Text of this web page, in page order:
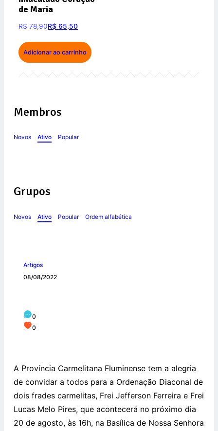
de Maria
R$78,90R$ 65,50
Adicionar ao carrinho
Membros
Novos Ativo Popular
Grupos
Novos Ativo Popular Ordem alfabética
Artigos
08/08/2022
0
0
A Província Carmelitana Fluminense tem a alegria
de convidar a todos para a Ordenação Diaconal de
dois frades carmelitas, Frei Jefferson Ferreira e Frei
Lucas Melo Pires, que acontecerá no próximo dia
20 de agosto, às 16h, na Basílica de Nossa Senhora